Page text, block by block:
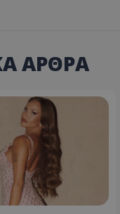
ΑΡΘΡΑ